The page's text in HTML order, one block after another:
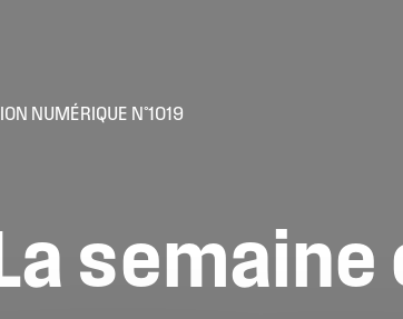
NUMÉRIQUE N°1019
semaine